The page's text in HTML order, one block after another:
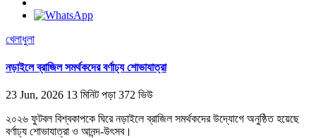
খেলাধুলা
নড়াইলে ব্রাজিল সমর্থকদের বর্ণাঢ্য শোভাযাত্রা
23 Jun, 2026 13 মিনিট পড়া 372 ভিউ
২০২৬ ফুটবল বিশ্বকাপকে ঘিরে নড়াইলে ব্রাজিল সমর্থকদের উদ্যোগে অনুষ্ঠিত হয়েছে
বর্ণাঢ্য শোভাযাত্রা ও আনন্দ-উৎসব।